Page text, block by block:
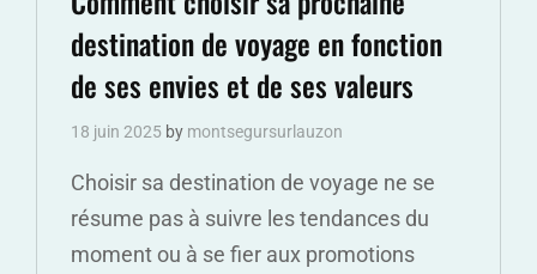
destination de voyage en fonction
de ses envies et de ses valeurs
18 juin 2025 by montsegursurlauzon
Choisir sa destination de voyage ne se
résume pas à suivre les tendances du
moment ou à se fier aux promotions